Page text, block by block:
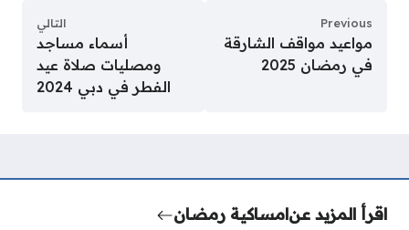
Previous
مواعيد مواقف الشارقة
في رمضان 2025
التالي
أسماء مساجد
ومصليات صلاة عيد
الفطر في دبي 2024
اقرأ المزيد عنامساكية رمضان